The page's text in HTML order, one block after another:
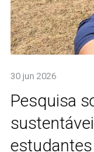
30 jun 2026
Pesquisa